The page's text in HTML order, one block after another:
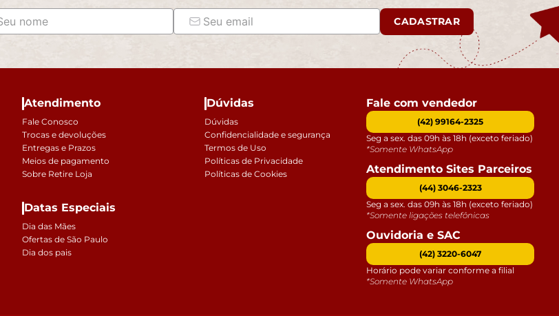
CADASTRAR
Atendimento
Fale Conosco
Trocas e devoluções
Entregas e Prazos
Meios de pagamento
Sobre Retire Loja
Dúvidas
Dúvidas
Confidencialidade e segurança
Termos de Uso
Políticas de Privacidade
Políticas de Cookies
Datas Especiais
Dia das Mães
Ofertas de São Paulo
Dia dos pais
Fale com vendedor
(42) 99164-2325
Seg a sex. das 09h às 18h (exceto feriado)
*Somente WhatsApp
Atendimento Sites Parceiros
(44) 3046-2323
Seg a sex. das 09h às 18h (exceto feriado)
*Somente ligações telefônicas
Ouvidoria e SAC
(42) 3220-6047
Horário pode variar conforme a filial
*Somente WhatsApp